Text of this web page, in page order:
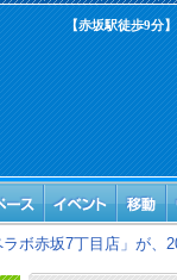
【赤坂駅徒歩9分
ボ赤坂7丁目店」が、